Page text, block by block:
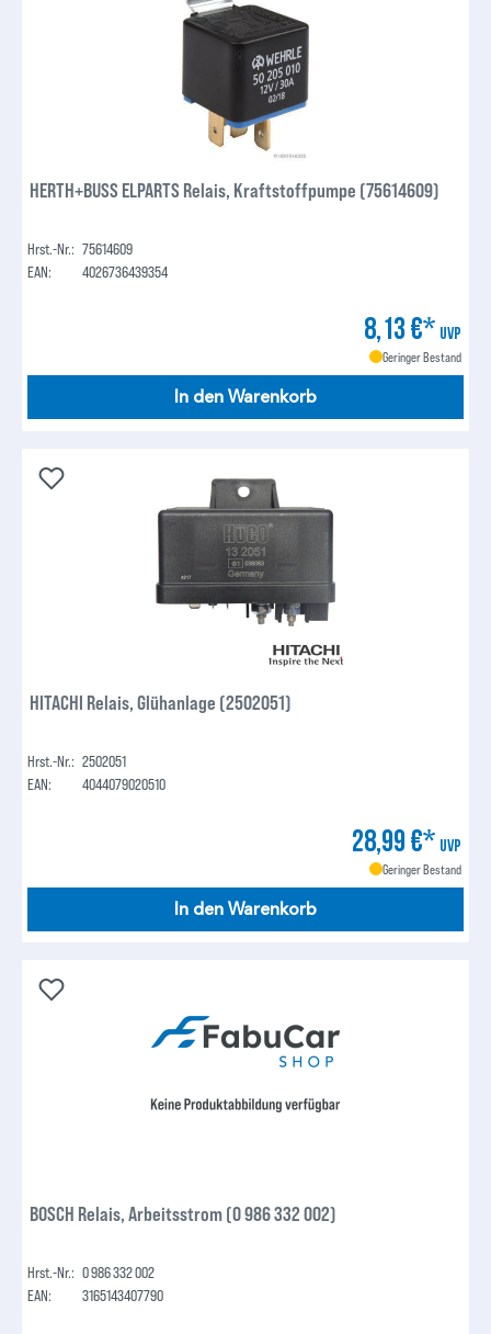
HERTH+BUSS ELPARTS Relais, Kraftstoffpumpe (75614609)
Hrst.-Nr.: 75614609
EAN:
4026736439354
8,13 €* UVP
Geringer Bestand
In den Warenkorb
HITACHI Relais, Glühanlage (2502051)
Hrst.-Nr.: 2502051
EAN:
4044079020510
28,99 €* UVP
Geringer Bestand
In den Warenkorb
BOSCH Relais, Arbeitsstrom (0 986 332 002)
Hrst.-Nr.: 0 986 332 002
EAN:
3165143407790